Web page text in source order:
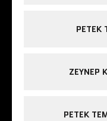
PETEK
ZEYNEP
PETEK